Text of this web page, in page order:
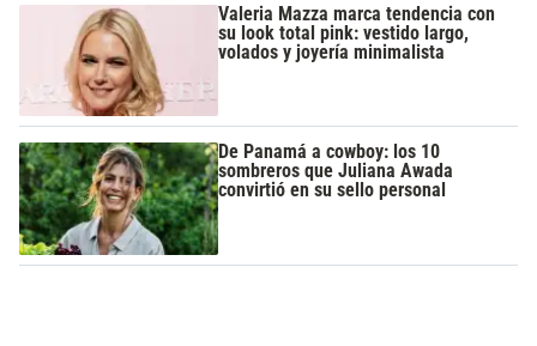
Valeria Mazza marca tendencia con
su look total pink: vestido largo,
volados y joyería minimalista
De Panamá a cowboy: los 10
sombreros que Juliana Awada
convirtió en su sello personal